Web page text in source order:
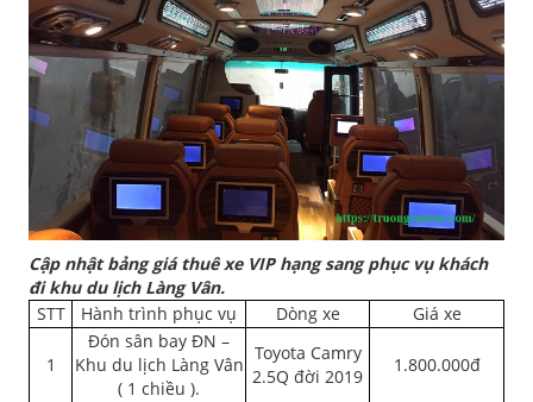
Cập nhật bảng giá thuê xe VIP hạng sang phục vụ khách
đi khu du lịch Làng Vân.
STT
Hành trình phục vụ Dòng xe Giá xe
1
Đón sân bay ĐN –
Khu du lịch Làng Vân
( 1 chiều ).
Toyota Camry
2.5Q đời 2019
1.800.000đ